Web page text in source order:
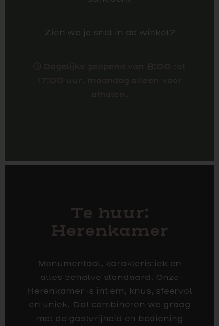
Zien we je snel in de winkel?
Te huur:
Herenkamer
Monumentaal, karakteristiek en
alles behalve standaard. Onze
Herenkamer is intiem, knus, sfeervol
en uniek. Dat combineren we graag
met de gastvrijheid en bediening